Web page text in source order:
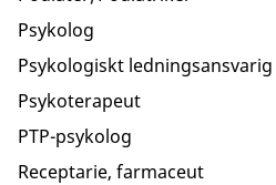
Psykolog
Psykologiskt
Psykoterapeut
PTP-psykolog
Receptarie, farmaceut